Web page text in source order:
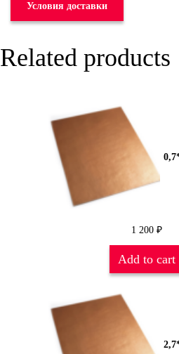
Условия доставки
Related products
1 200 ₽
Add to cart